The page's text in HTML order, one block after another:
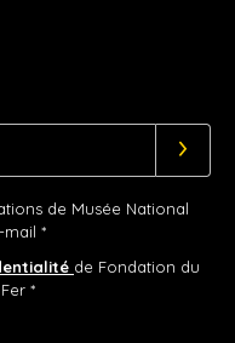
de Musée National
mail *
de Fondation du
*